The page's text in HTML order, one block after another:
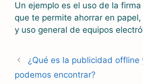
Un ejemplo es el uso de la
que te permite ahorrar en
y uso general de equipos
¿Qué es la publicidad offline
podemos encontrar?